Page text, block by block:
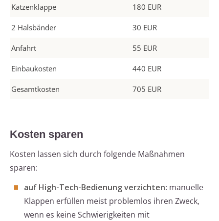
Katzenklappe 180 EUR
2 Halsbänder 30 EUR
Anfahrt 55 EUR
Einbaukosten 440 EUR
Gesamtkosten 705 EUR
Kosten sparen
Kosten lassen sich durch folgende Maßnahmen
sparen:
auf High-Tech-Bedienung verzichten: manuelle
Klappen erfüllen meist problemlos ihren Zweck,
wenn es keine Schwierigkeiten mit